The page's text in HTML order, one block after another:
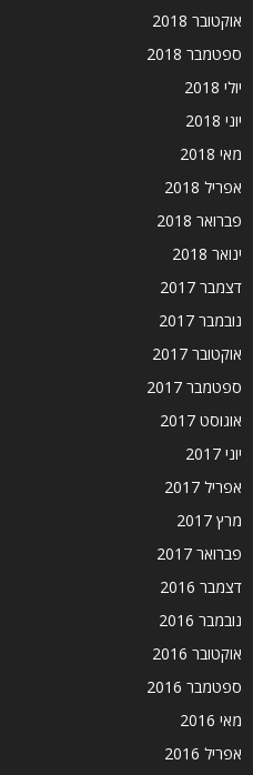
אוקטובר 2018
ספטמבר 2018
יולי 2018
יוני 2018
מאי 2018
אפריל 2018
פברואר 2018
ינואר 2018
דצמבר 2017
נובמבר 2017
אוקטובר 2017
ספטמבר 2017
אוגוסט 2017
יוני 2017
אפריל 2017
מרץ 2017
פברואר 2017
דצמבר 2016
נובמבר 2016
אוקטובר 2016
ספטמבר 2016
מאי 2016
אפריל 2016